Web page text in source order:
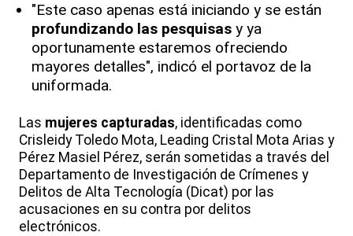
"Este caso apenas está iniciando y se están
profundizando las pesquisas y ya
oportunamente estaremos ofreciendo
mayores detalles", indicó el portavoz de la
uniformada.
Las mujeres capturadas, identificadas como
Crisleidy Toledo Mota, Leading Cristal Mota Arias y
Pérez Masiel Pérez, serán sometidas a través del
Departamento de Investigación de Crímenes y
Delitos de Alta Tecnología (Dicat) por las
acusaciones en su contra por delitos
electrónicos.